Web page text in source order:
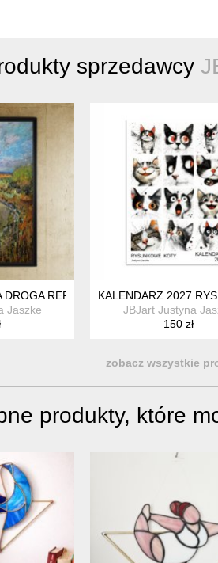
sprzedawcy
DROGA REPRODUKCJA PASTELI
Jaszke
KALENDARZ 2027
JBJart Justyna
150 zł
zobacz wszystkie
produkty, które